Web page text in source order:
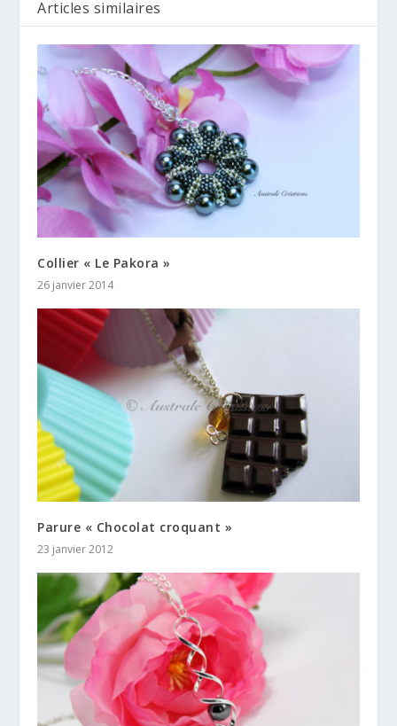
Articles similaires
Collier « Le Pakora »
26 janvier 2014
Parure « Chocolat croquant »
23 janvier 2012